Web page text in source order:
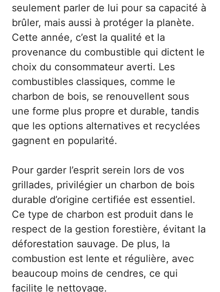
seulement parler de lui pour sa capacité à
brûler, mais aussi à protéger la planète.
Cette année, c’est la qualité et la
provenance du combustible qui dictent le
choix du consommateur averti. Les
combustibles classiques, comme le
charbon de bois, se renouvellent sous
une forme plus propre et durable, tandis
que les options alternatives et recyclées
gagnent en popularité.
Pour garder l’esprit serein lors de vos
grillades, privilégier un charbon de bois
durable d’origine certifiée est essentiel.
Ce type de charbon est produit dans le
respect de la gestion forestière, évitant la
déforestation sauvage. De plus, la
combustion est lente et régulière, avec
beaucoup moins de cendres, ce qui
facilite le nettoyage.